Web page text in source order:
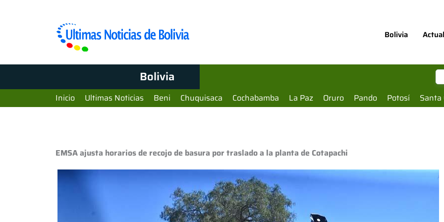
Bolivia
Bolivia
Inicio Ultimas Noticias Beni Chuquisaca Cochabamba La Paz Oruro Pando Potosí Santa
EMSA ajusta horarios de recojo de basura por traslado a la planta de Cotapachi